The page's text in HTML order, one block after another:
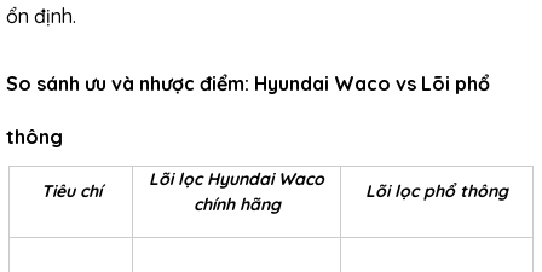
ổn định.
So sánh ưu và nhược điểm: Hyundai Waco vs Lõi phổ
thông
Tiêu chí
Lõi lọc Hyundai Waco
chính hãng
Lõi lọc phổ thông